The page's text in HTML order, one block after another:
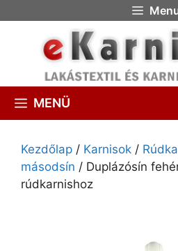
MENÜ
Kezdőlap / Karnisok /
másodsín / Duplázósín
rúdkarnishoz